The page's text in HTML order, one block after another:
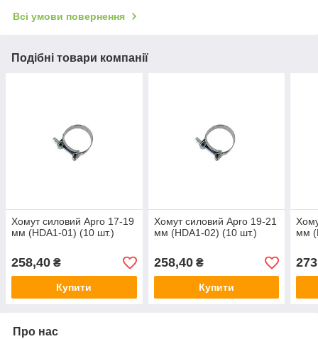
Всі умови повернення
Подібні товари компанії
Хомут силовий Apro 17-19
мм (HDA1-01) (10 шт.)
258,40 ₴
Купити
Хомут силовий Apro 19-21
мм (HDA1-02) (10 шт.)
258,40₴
Купити
мм
Про нас